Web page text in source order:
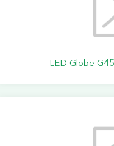
LED Globe